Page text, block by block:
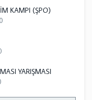
KAMPI (ŞPO)
YARIŞMASI